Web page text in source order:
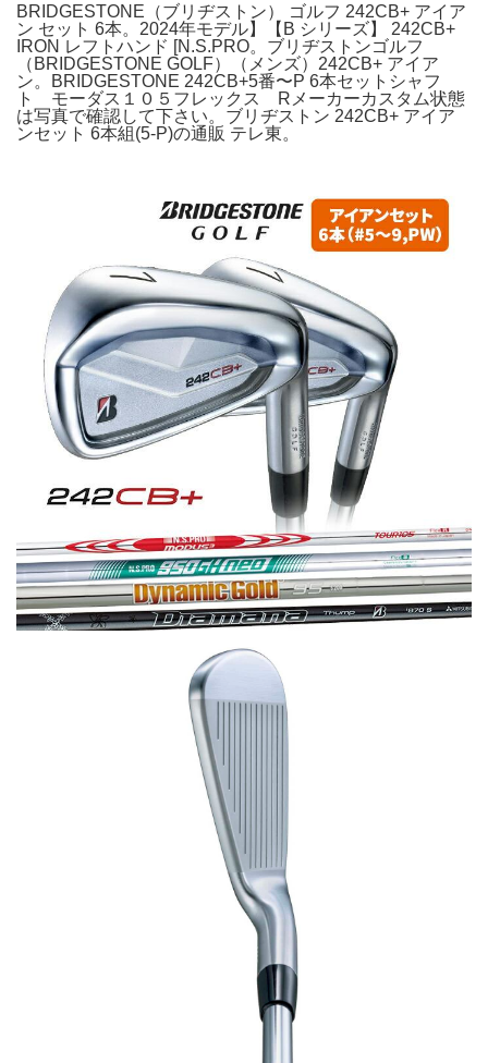
BRIDGESTONE（ブリヂストン） ゴルフ 242CB+ アイア
ン セット 6本。2024年モデル】【B シリーズ】 242CB+
IRON レフトハンド [N.S.PRO。ブリヂストンゴルフ
（BRIDGESTONE GOLF）（メンズ）242CB+ アイア
ン。BRIDGESTONE 242CB+5番〜P 6本セットシャフ
ト モーダス１０５フレックス Rメーカーカスタム状態
は写真で確認して下さい。ブリヂストン 242CB+ アイア
ンセット 6本組(5-P)の通販 テレ東。